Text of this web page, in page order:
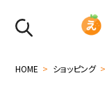
HOME > ショッピング >